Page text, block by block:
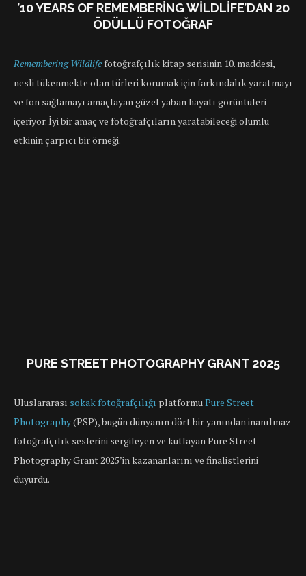
’10 YEARS OF REMEMBERING WILDLIFE’DAN 20
ÖDÜLLÜ FOTOĞRAF
Remembering Wildlifefotoğrafçılık kitap serisinin 10. maddesi,
nesli tükenmekte olan türleri korumak için farkındalık yaratmayı
ve fon sağlamayı amaçlayan güzel yaban hayatı görüntüleri
içeriyor. İyi bir amaç ve fotoğrafçıların yaratabileceği olumlu
etkinin çarpıcı bir örneği.
PURE STREET PHOTOGRAPHY GRANT 2025
Uluslararası sokak fotoğrafçılığı platformuPure Street
Photography(PSP), bugün dünyanın dört bir yanından inanılmaz
fotoğrafçılık seslerini sergileyen ve kutlayan Pure Street
Photography Grant 2025’in kazananlarını ve finalistlerini
duyurdu.